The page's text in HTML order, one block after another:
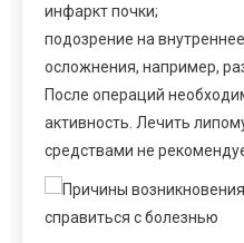
инфаркт почки;
подозрение на
осложнения, например,
После операций
активность. Лечить
средствами не